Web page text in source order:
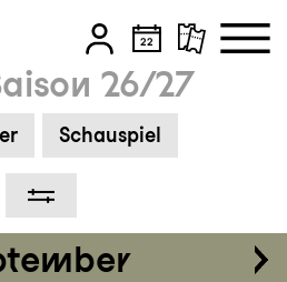
26/27
Schauspiel
Tickets
35-75